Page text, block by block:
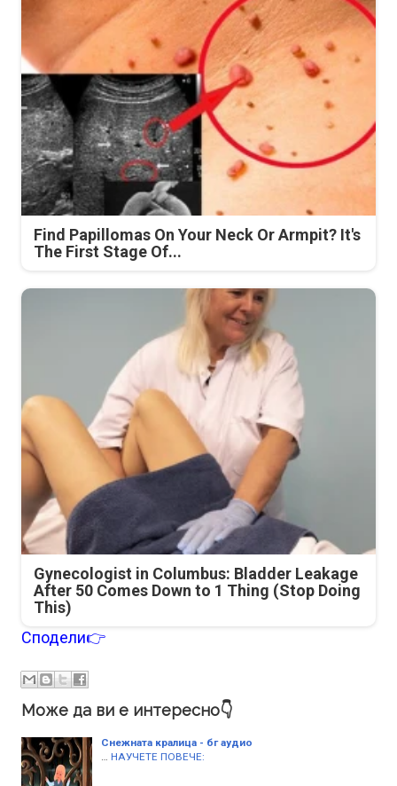
Find Papillomas On Your Neck Or Armpit? It's
The First Stage Of...
Gynecologist in Columbus: Bladder Leakage
After 50 Comes Down to 1 Thing (Stop Doing
This)
Сподели👉
Може да ви е интересно👇
Снежната кралица - бг аудио
НАУЧЕТЕ ПОВЕЧЕ: